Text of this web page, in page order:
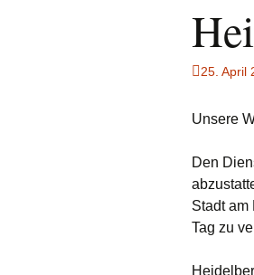
25. April
Unsere
Den
Stadt am
Tag zu